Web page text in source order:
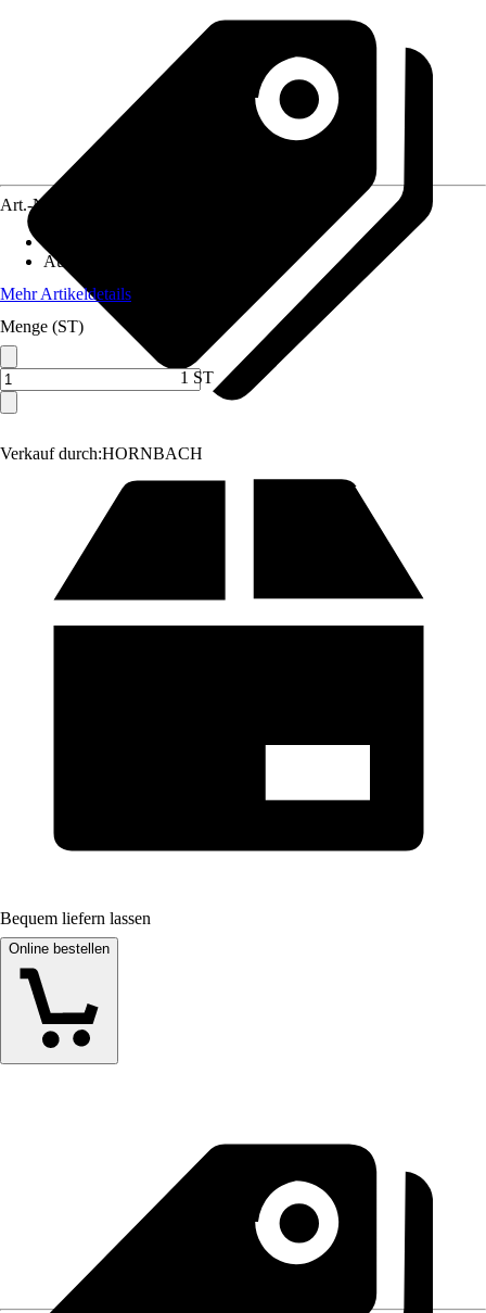
Verkauf durch:HORNBACH
Art.-Nr.
Ausführung
Mehr Artikeldetails
Menge (ST)
1 ST
Bequem liefern lassen
Online bestellen